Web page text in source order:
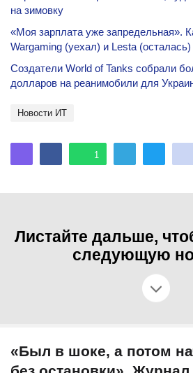
на зимовку
«Моя зарплата уже запредельная».
Wargaming (уехал) и Lesta (осталась)
Создатели World of Tanks собрали
долларов на реанимобили для
новости ИТ
1
Листайте дальше,
следующую